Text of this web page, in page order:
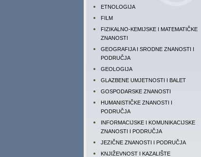
ETNOLOGIJA
FILM
FIZIKALNO-KEMIJSKE I MATEMATIČKE
ZNANOSTI
GEOGRAFIJA I SRODNE ZNANOSTI I
PODRUČJA
GEOLOGIJA
GLAZBENE UMJETNOSTI I BALET
GOSPODARSKE ZNANOSTI
HUMANISTIČKE ZNANOSTI I
PODRUČJA
INFORMACIJSKE I KOMUNIKACIJSKE
ZNANOSTI I PODRUČJA
JEZIČNE ZNANOSTI I PODRUČJA
KNJIŽEVNOST I KAZALIŠTE